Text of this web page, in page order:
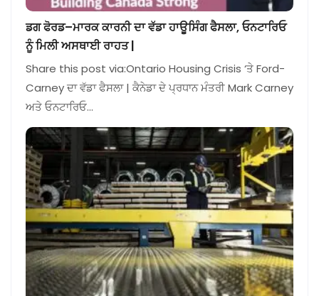
ਡਗ ਫੋਰਡ–ਮਾਰਕ ਕਾਰਨੀ ਦਾ ਵੱਡਾ ਹਾਊਸਿੰਗ ਫੈਸਲਾ, ਓਨਟਾਰਿਓ
ਨੂੰ ਮਿਲੀ ਅਸਥਾਈ ਰਾਹਤ |
Share this post via:Ontario Housing Crisis ‘ਤੇ Ford-
Carney ਦਾ ਵੱਡਾ ਫੈਸਲਾ | ਕੈਨੇਡਾ ਦੇ ਪ੍ਰਧਾਨ ਮੰਤਰੀ Mark Carney
ਅਤੇ ਓਨਟਾਰਿਓ…